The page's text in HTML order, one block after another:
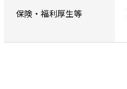
保険・福利厚生等